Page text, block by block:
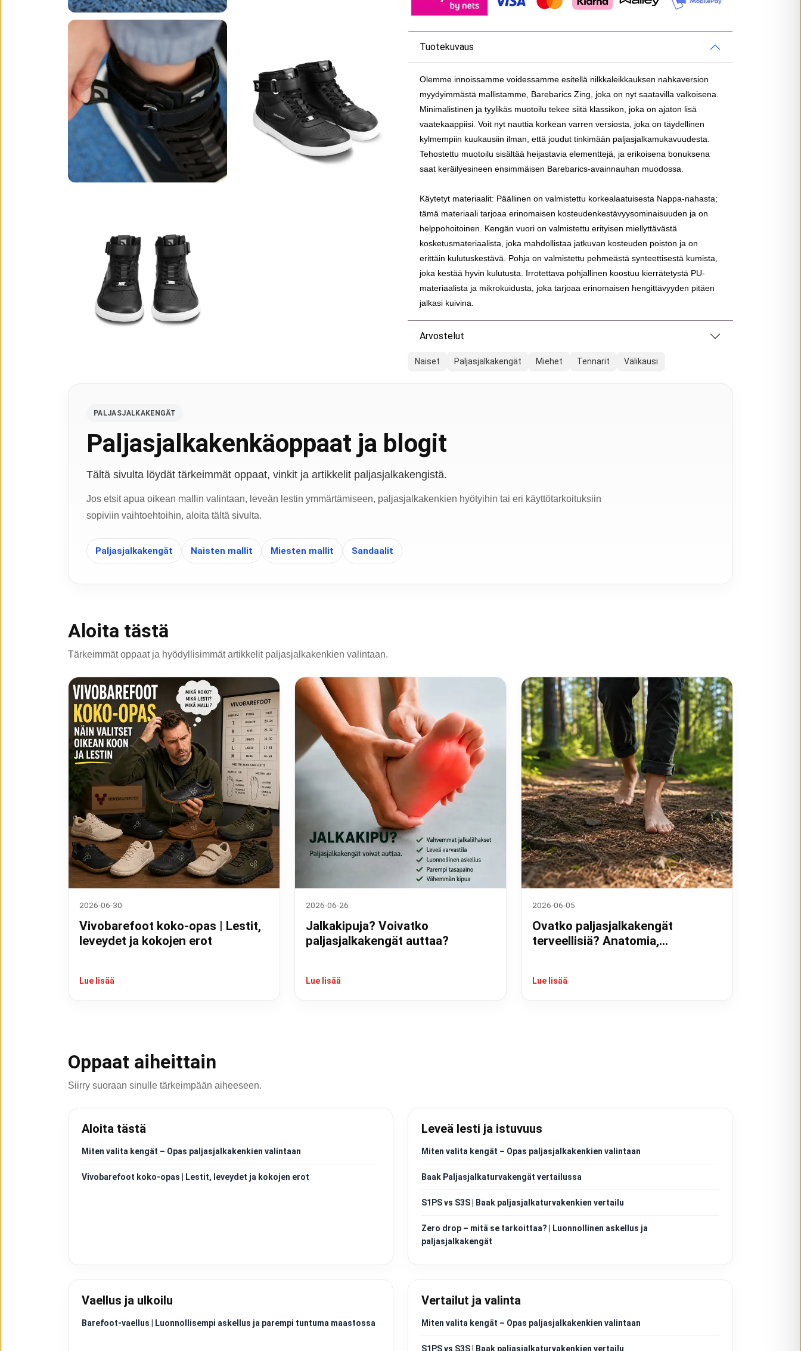
Tuotekuvaus
Olemme innoissamme voidessamme esitellä nilkkaleikkauksen nahkaversion
myydyimmästä mallistamme, Barebarics Zing, joka on nyt saatavilla valkoisena.
Minimalistinen ja tyylikäs muotoilu tekee siitä klassikon, joka on ajaton lisä
vaatekaappiisi. Voit nyt nauttia korkean varren versiosta, joka on täydellinen
kylmempiin kuukausiin ilman, että joudut tinkimään paljasjalkamukavuudesta.
Tehostettu muotoilu sisältää heijastavia elementtejä, ja erikoisena bonuksena
saat keräilyesineen ensimmäisen Barebarics-avainnauhan muodossa.
Käytetyt materiaalit: Päällinen on valmistettu korkealaatuisesta Nappa-nahasta;
tämä materiaali tarjoaa erinomaisen kosteudenkestävyysominaisuuden ja on
helppohoitoinen. Kengän vuori on valmistettu erityisen miellyttävästä
kosketusmateriaalista, joka mahdollistaa jatkuvan kosteuden poiston ja on
erittäin kulutuskestävä. Pohja on valmistettu pehmeästä synteettisestä kumista,
joka kestää hyvin kulutusta. Irrotettava pohjallinen koostuu kierrätetystä PU-
materiaalista ja mikrokuidusta, joka tarjoaa erinomaisen hengittävyyden pitäen
jalkasi kuivina.
Arvostelut
Naiset Paljasjalkakengät Miehet Tennarit Välikausi
PALJASJALKAKENGÄT
Paljasjalkakenkäoppaat ja blogit
Tältä sivulta löydät tärkeimmät oppaat, vinkit ja artikkelit paljasjalkakengistä.
Jos etsit apua oikean mallin valintaan, leveän lestin ymmärtämiseen, paljasjalkakenkien hyötyihin tai eri käyttötarkoituksiin
sopiviin vaihtoehtoihin, aloita tältä sivulta.
Paljasjalkakengät Naisten mallit Miesten mallit Sandaalit
Aloita tästä
Tärkeimmät oppaat ja hyödyllisimmät artikkelit paljasjalkakenkien valintaan.
2026-06-30
Vivobarefoot koko-opas | Lestit,
leveydet ja kokojen erot
Lue lisää
2026-06-26
Jalkakipuja? Voivatko
paljasjalkakengät auttaa?
Lue lisää
2026-06-05
Ovatko paljasjalkakengät
terveellisiä? Anatomia,
Lue lisää
Oppaat aiheittain
Siirry suoraan sinulle tärkeimpään aiheeseen.
Aloita tästä
Miten valita kengät – Opas paljasjalkakenkien valintaan
Vivobarefoot koko-opas | Lestit, leveydet ja kokojen erot
Leveä lesti ja istuvuus
Miten valita kengät – Opas paljasjalkakenkien valintaan
Baak Paljasjalkaturvakengät vertailussa
S1PS vs S3S | Baak paljasjalkaturvakenkien vertailu
Zero drop – mitä se tarkoittaa? | Luonnollinen askellus ja
paljasjalkakengät
Vaellus ja ulkoilu
Barefoot-vaellus | Luonnollisempi askellus ja parempi tuntuma maastossa
Vertailut ja valinta
Miten valita kengät – Opas paljasjalkakenkien valintaan
S1PS vs S3S | Baak paljasjalkaturvakenkien vertailu